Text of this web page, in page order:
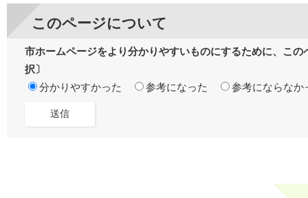
このページについて
市ホームページをより分かりやすいものにするために、こ
択〕
分かりやすかった
参考になった 参考にならなか